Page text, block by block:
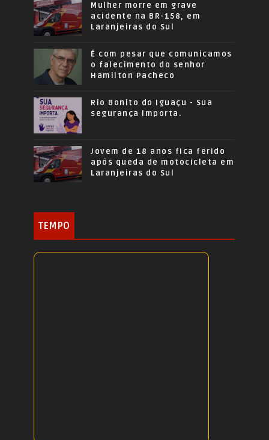
Mulher morre em grave
acidente na BR-158, em
Laranjeiras do Sul
É com pesar que comunicamos
o falecimento do senhor
Hamilton Pacheco
Rio Bonito do Iguaçu - Sua
segurança importa.
Jovem de 18 anos fica ferido
após queda de motocicleta em
Laranjeiras do Sul
TEMPO